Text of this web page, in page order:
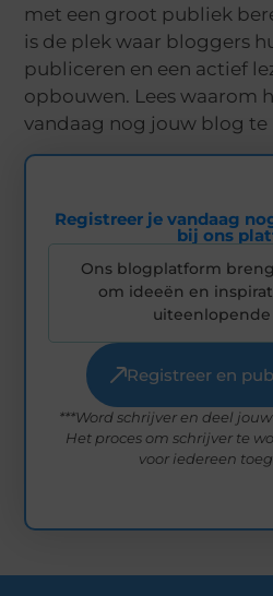
met een groot publiek
is de plek waar bloggers
publiceren en een actief
opbouwen. Lees waarom
vandaag nog jouw blog te
Registreer je vandaag
bij ons
Ons blogplatform
om ideeën en
uiteenlopende
Registreer en
***Word schrijver en deel
Het proces om schrijver te
voor iedereen